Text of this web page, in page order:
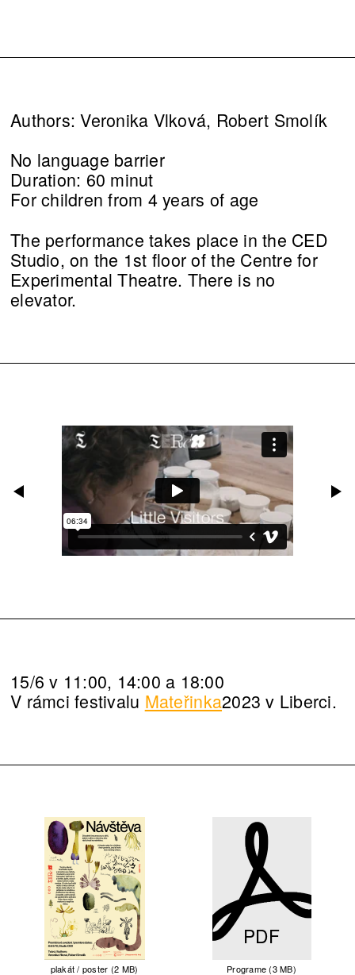
Authors: Veronika Vlková, Robert Smolík
No language barrier
Duration: 60 minut
For children from 4 years of age
The performance takes place in the CED
Studio, on the 1st floor of the Centre for
Experimental Theatre. There is no
elevator.
15/6 v 11:00, 14:00 a 18:00
V rámci festivalu Mateřinka2023 v Liberci.
plakát / poster (2 MB)
PDF
Programe (3 MB)